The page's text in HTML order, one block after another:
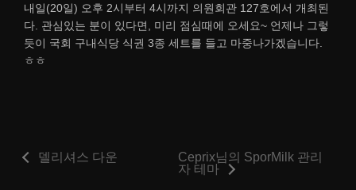
내일(20일) 오후 2시부터 4시까지 의원회관 127호에서 개최된
다. 관심있는 분이 있다면, 미리 점심때에 오세요~ 언제나 그렇
듯이 국회 구내식당 식권 3종 세트를 들고 마중나가겠습니다.
ㅎㅎ
델리셔스 다운
Ceprix님의 SporMilk 관리
자 테마